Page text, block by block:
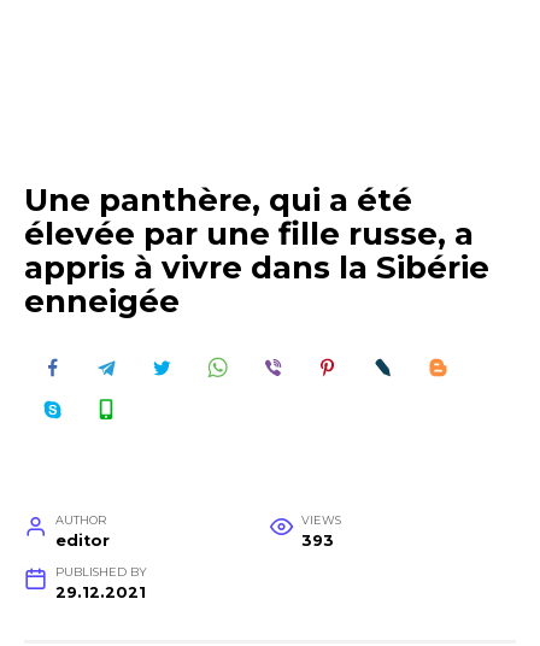
Une panthère, qui a été
élevée par une fille russe, a
appris à vivre dans la Sibérie
enneigée
AUTHOR
editor
VIEWS
393
PUBLISHED BY
29.12.2021